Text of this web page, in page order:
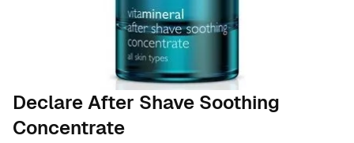
Declare After Shave Soothing
Concentrate